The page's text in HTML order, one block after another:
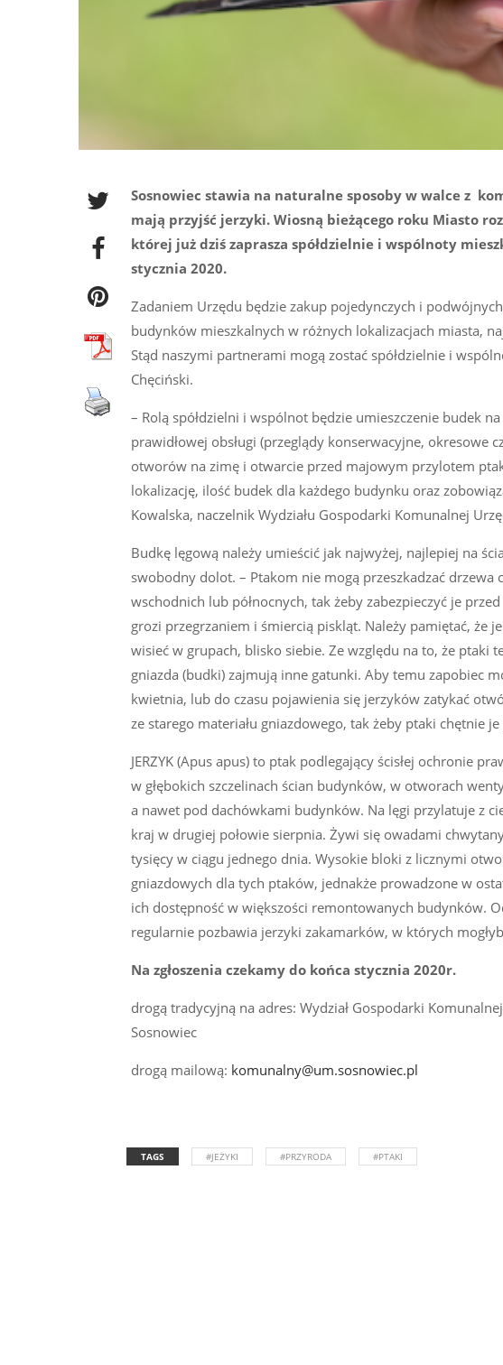
Sosnowiec stawia na naturalne sposoby w walce z
mają przyjść jerzyki. Wiosną bieżącego roku Miasto
której już dziś zaprasza spółdzielnie i wspólnoty
stycznia 2020.
Zadaniem Urzędu będzie zakup pojedynczych i
budynków mieszkalnych w różnych lokalizacjach miasta,
Stąd naszymi partnerami mogą zostać spółdzielnie i
Chęciński.
– Rolą spółdzielni i wspólnot będzie umieszczenie budek
prawidłowej obsługi (przeglądy konserwacyjne, okresowe
otworów na zimę i otwarcie przed majowym przylotem
lokalizację, ilość budek dla każdego budynku oraz
Kowalska, naczelnik Wydziału Gospodarki Komunalnej
Budkę lęgową należy umieścić jak najwyżej, najlepiej na
swobodny dolot. – Ptakom nie mogą przeszkadzać drzewa
wschodnich lub północnych, tak żeby zabezpieczyć je
grozi przegrzaniem i śmiercią piskląt. Należy pamiętać,
wisieć w grupach, blisko siebie. Ze względu na to, że ptaki
gniazda (budki) zajmują inne gatunki. Aby temu zapobiec
kwietnia, lub do czasu pojawienia się jerzyków zatykać
ze starego materiału gniazdowego, tak żeby ptaki chętnie
JERZYK (Apus apus) to ptak podlegający ścisłej ochronie
w głębokich szczelinach ścian budynków, w otworach
a nawet pod dachówkami budynków. Na lęgi przylatuje z
kraj w drugiej połowie sierpnia. Żywi się owadami
tysięcy w ciągu jednego dnia. Wysokie bloki z licznymi
gniazdowych dla tych ptaków, jednakże prowadzone w
ich dostępność w większości remontowanych budynków.
regularnie pozbawia jerzyki zakamarków, w których
Na zgłoszenia czekamy do końca stycznia 2020r.
drogą tradycyjną na adres: Wydział Gospodarki
Sosnowiec
drogą mailową: komunalny@um.sosnowiec.pl
TAGS #JEŻYKI #PRZYRODA #PTAKI